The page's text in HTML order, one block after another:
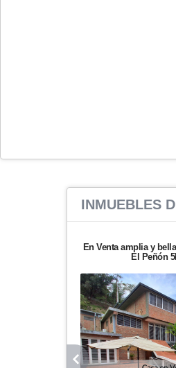
INMUEBLES
En Venta amplia y
El Peñón